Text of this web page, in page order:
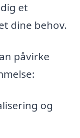
et
dine behov.
påvirke
og